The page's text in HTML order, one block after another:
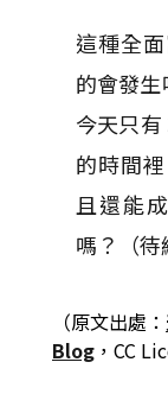
這種全
的會發
今天只
的時間
且還能
嗎？（待
（原文出處：
Blog ，CC